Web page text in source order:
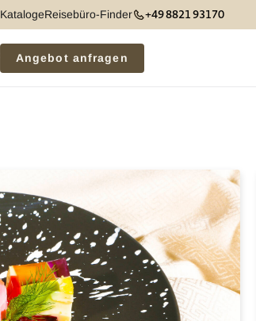
KatalogeReisebüro-Finder +49 8821 93170
Angebot anfragen